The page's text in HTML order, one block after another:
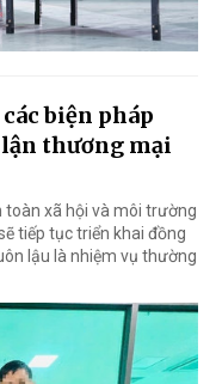
biện pháp
lận thương mại
toàn xã hội và môi trường
tiếp tục triển khai đồng
lậu là nhiệm vụ thường